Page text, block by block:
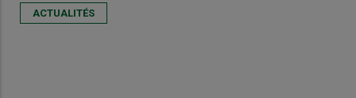
ACTUALITÉS